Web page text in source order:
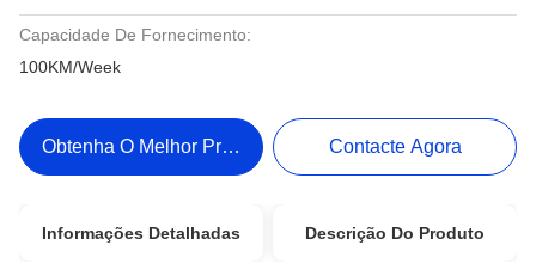
Capacidade De Fornecimento:
100KM/Week
Obtenha O Melhor Preço Contacte Agora
Informações Detalhadas Descrição Do Produto